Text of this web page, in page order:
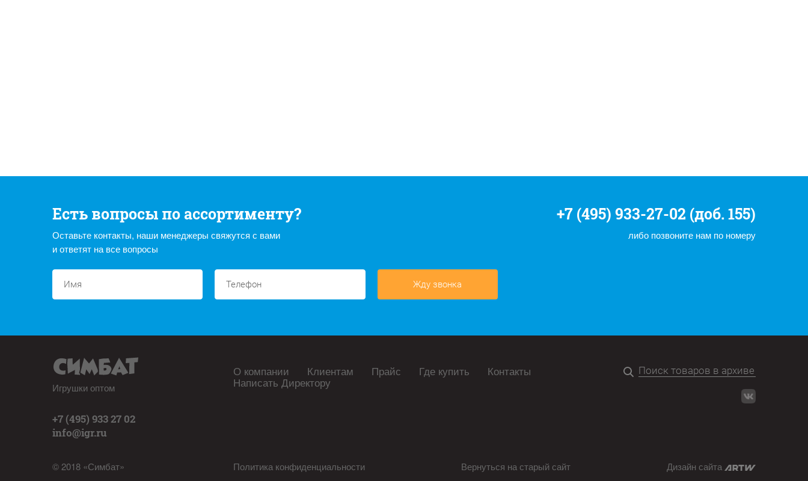
Есть вопросы по ассортименту?
Оставьте контакты, наши менеджеры свяжутся с вами
и ответят на все вопросы
+7 (495) 933-27-02 (доб. 155)
либо позвоните нам по номеру
Жду звонка
Игрушки оптом
+7 (495) 933 27 02
info@igr.ru
© 2018 «Симбат»
О компании Клиентам Прайс Где купить Контакты
Написать Директору
Политика конфиденциальности Вернуться на старый сайт Дизайн сайта